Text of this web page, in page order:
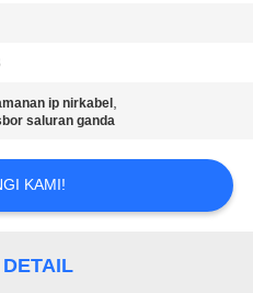
ip nirkabel ,
saluran ganda
KAMI!